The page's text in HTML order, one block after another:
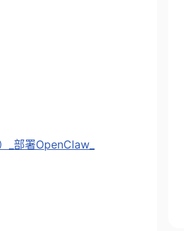
_部署OpenClaw_